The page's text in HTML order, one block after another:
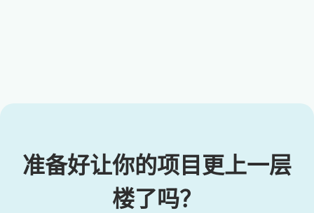
准备好让你的项目更上一层
楼了吗？